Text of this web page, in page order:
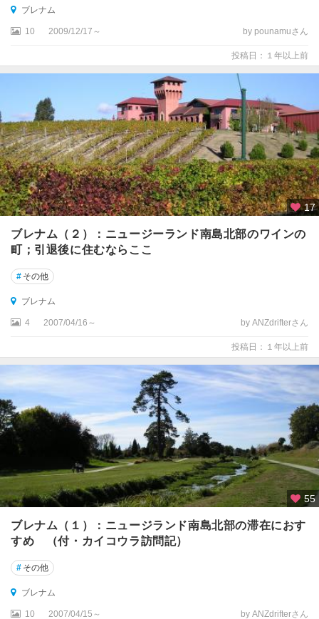
国
公
周
ン
バ
ー
カ
ー
ギ
ル
ウ
ス
コ
ー
ス
ト
ラ
ド
立
園
周
辺
エ
ブレナム
10 2009/12/17～ by pounamuさん
投稿日：１年以上前
17
ブレナム（２）：ニュージーランド南島北部のワインの
町；引退後に住むならここ
# その他
ブレナム
4 2007/04/16～ by ANZdrifterさん
投稿日：１年以上前
55
ブレナム（１）：ニュージランド南島北部の滞在におす
すめ （付・カイコウラ訪問記）
# その他
ブレナム
10 2007/04/15～ by ANZdrifterさん